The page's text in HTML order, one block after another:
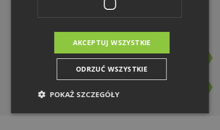
Identyfikacja wizualna - logo
Pobierz plik
1,24 MB | pdf
AKCEPTUJ WSZYSTKIE
ODRZUĆ WSZYSTKIE
POKAŻ SZCZEGÓŁY